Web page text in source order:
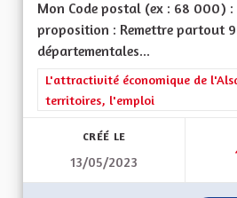
Mon Code postal (ex : 68 000)
proposition : Remettre partout
départementales...
Filtrer les résultats de la
L'attractivité économique de
territoires, l'emploi
CRÉÉ LE
13/05/2023